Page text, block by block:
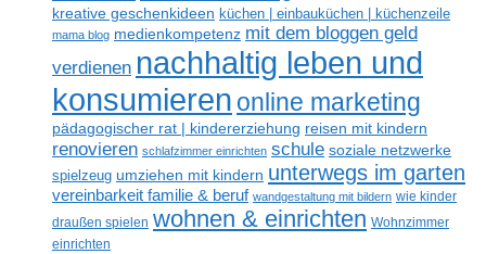
kreative geschenkideen küchen | einbauküchen | küchenzeile
mama blog medienkompetenz mit dem bloggen geld
verdienen nachhaltig leben und
konsumieren online marketing
pädagogischer rat | kindererziehung reisen mit kindern
renovieren schlafzimmer einrichten schule soziale netzwerke
spielzeug umziehen mit kindern unterwegs im garten
vereinbarkeit familie & beruf wandgestaltung mit bildern wie kinder
draußen spielen wohnen & einrichten Wohnzimmer
einrichten